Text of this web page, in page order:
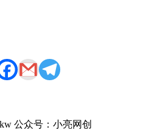
公众号：小亮网创